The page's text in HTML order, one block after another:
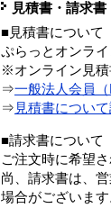
見積書・請求
■見積書について
ぷらっとオンラ
※オンライン見積
⇒一般法人会員
⇒ 見積書につい
■請求書について
ご注文時に希望
尚、請求書は、
場合がございます